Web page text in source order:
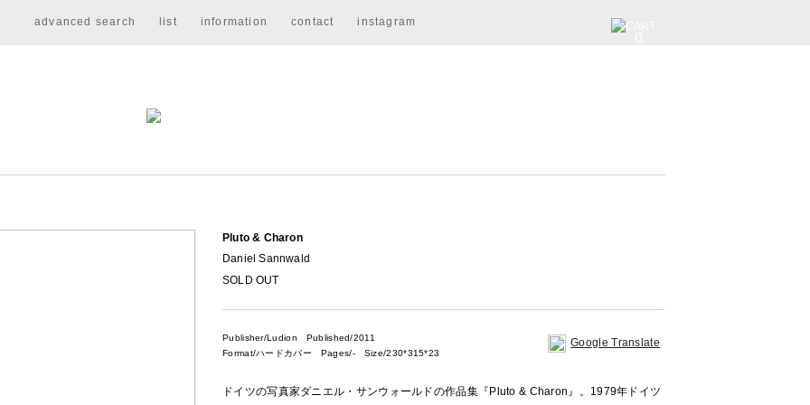
advanced search list information contact instagram
Pluto & Charon
Daniel Sannwald
SOLD OUT
Publisher/Ludion Published/2011
Format/ハードカバー Pages/- Size/230*315*23
Google Translate
ドイツの写真家ダニエル・サンウォールドの作品集『Pluto & Charon』。1979年ドイツ